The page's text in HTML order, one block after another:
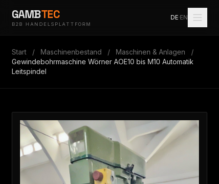
GAMBTEC
B2B HANDELSPLATTFORM
DE·EN
Start / Maschinenbestand / Maschinen & Anlagen
/
Gewindebohrmaschine Wörner AOE10 bis M10 Automatik
Leitspindel